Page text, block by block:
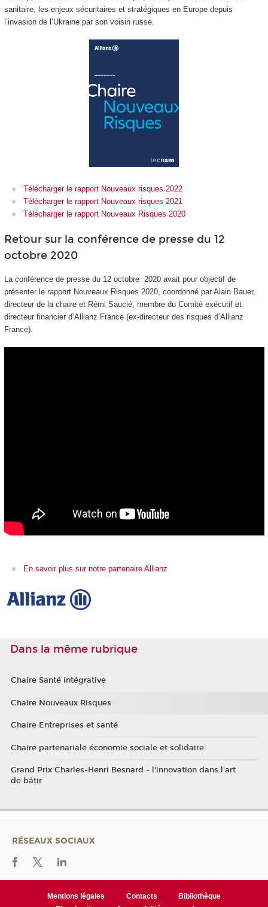
sanitaire, les enjeux sécuritaires et stratégiques en Europe depuis
l’invasion de l’Ukraine par son voisin russe.
Télécharger le rapport Nouveaux risques 2022
Télécharger le rapport Nouveaux risques 2021
Télécharger le rapport Nouveaux Risques 2020
Retour sur la conférence de presse du 12
octobre 2020
La conférence de presse du 12 octobre 2020 avait pour objectif de
présenter le rapport Nouveaux Risques 2020, coordonné par Alain Bauer,
directeur de la chaire et Rémi Saucié, membre du Comité exécutif et
directeur financier d’Allianz France (ex-directeur des risques d’Allianz
France).
En savoir plus sur notre partenaire Allianz
Dans la même rubrique
Chaire Santé intégrative
Chaire Nouveaux Risques
Chaire Entreprises et santé
Chaire partenariale économie sociale et solidaire
Grand Prix Charles-Henri Besnard - l'innovation dans l'art
de bâtir
RÉSEAUX SOCIAUX
Mentions légales Contacts
Bibliothèque